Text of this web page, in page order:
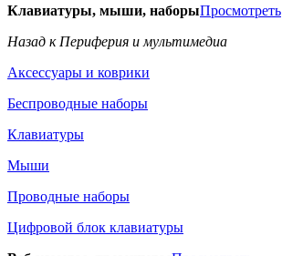
Клавиатуры, мыши, наборыПросмотреть
Назад к Периферия и мультимедиа
Аксессуары и коврики
Беспроводные наборы
Клавиатуры
Мыши
Проводные наборы
Цифровой блок клавиатуры